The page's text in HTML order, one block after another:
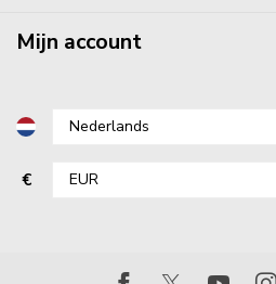
Mijn account
€